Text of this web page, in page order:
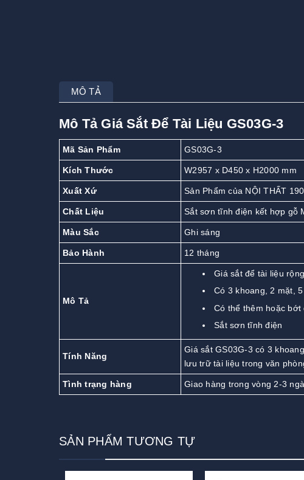
MÔ TẢ
Mô Tả Giá Sắt Để Tài Liệu GS03G-3
Mã Sản Phẩm GS03G-3
Kích Thước W2957 x D450 x H2000 mm
Xuất Xứ Sản Phẩm của NỘI THẤT 190
Chất Liệu Sắt sơn tĩnh điện kết hợp gỗ
Màu Sắc Ghi sáng
Bảo Hành 12 tháng
Mô Tả
Giá sắt để tài liệu
Có 3 khoang, 2 mặt,
Có thể thêm hoặc bớt
Sắt sơn tĩnh điện
Tính Năng
Giá sắt GS03G-3 có 3
lưu trữ tài liệu trong văn
Tình trạng hàng Giao hàng trong vòng 2-3
SẢN PHẨM TƯƠNG TỰ